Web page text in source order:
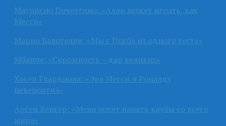
Маурисио Почеттино: «Алли может играть, как
Месси»
Марио Балотелли: «Мы с Погба из одного теста»
Мбаппе: «Скромность – дар великих»
Хосеп Гвардиола: «Эра Месси и Роналду
невероятна»
Арсен Венгер: «Меня хотят нанять клубы со всего
мира»